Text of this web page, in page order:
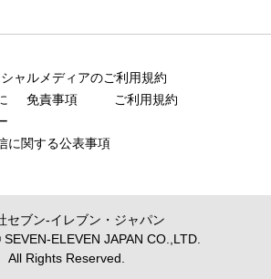
ャルメディアのご利用規約
免責事項
ご利用規約
に関する公表事項
セブン‐イレブン・ジャパン
ELEVEN JAPAN CO.,LTD.
All Rights Reserved.